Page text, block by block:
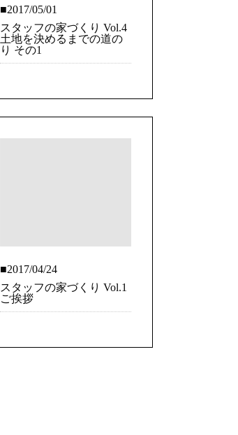
■2017/05/01
スタッフの家づくり Vol.4
土地を決めるまでの道の
り その1
■2017/04/24
スタッフの家づくり Vol.1
ご挨拶